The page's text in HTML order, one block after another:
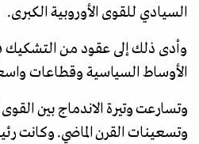
السيادي للقوى الأوروبية الكبرى.
وأدى ذلك إلى عقود من التشكيك
الأوساط السياسية وقطاعات
وتسارعت وتيرة الاندماج بين
وتسعينات القرن الماضي. وكانت